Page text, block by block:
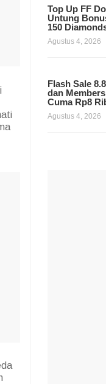
Top Up FF
Untung
150
Agustus 4, 2026
Flash Sale
dan
Cuma Rp8
Agustus 4, 2026